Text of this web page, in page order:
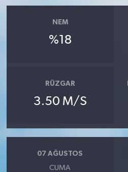
NEM
%18
RÜZGAR
3.50 M/S
07 AĞUSTOS
CUMA